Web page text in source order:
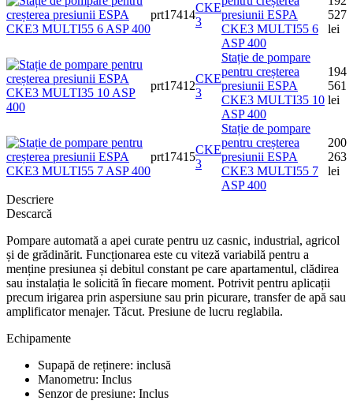
prt17414
CKE
3
presiunii ESPA
CKE3 MULTI55 6
ASP 400
527
lei
prt17412
CKE
3
Stație de pompare
pentru creșterea
presiunii ESPA
CKE3 MULTI35 10
ASP 400
194
561
lei
prt17415
CKE
3
Stație de pompare
pentru creșterea
presiunii ESPA
CKE3 MULTI55 7
ASP 400
200
263
lei
Descriere
Descarcă
Pompare automată a apei curate pentru uz casnic, industrial, agricol
și de grădinărit. Funcționarea este cu viteză variabilă pentru a
menține presiunea și debitul constant pe care apartamentul, clădirea
sau instalația le solicită în fiecare moment. Potrivit pentru aplicații
precum irigarea prin aspersiune sau prin picurare, transfer de apă sau
amplificator menajer. Tăcut. Presiune de lucru reglabila.
Echipamente
Supapă de reținere: inclusă
Manometru: Inclus
Senzor de presiune: Inclus